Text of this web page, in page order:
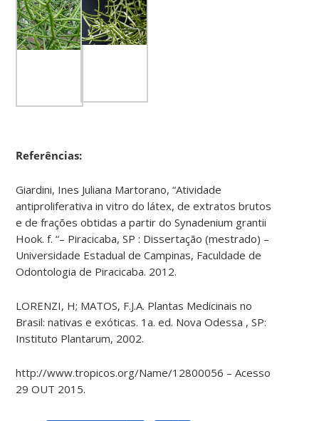
Referências:
Giardini, Ines Juliana Martorano, “Atividade
antiproliferativa in vitro do látex, de extratos brutos
e de frações obtidas a partir do Synadenium grantii
Hook. f. “– Piracicaba, SP : Dissertação (mestrado) –
Universidade Estadual de Campinas, Faculdade de
Odontologia de Piracicaba. 2012.
LORENZI, H; MATOS, F.J.A. Plantas Medicinais no
Brasil: nativas e exóticas. 1a. ed. Nova Odessa , SP:
Instituto Plantarum, 2002.
http://www.tropicos.org/Name/12800056 – Acesso
29 OUT 2015.